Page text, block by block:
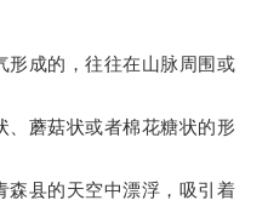
成的，往往在山脉周围或
蘑菇状或者棉花糖状的形
县的天空中漂浮，吸引着